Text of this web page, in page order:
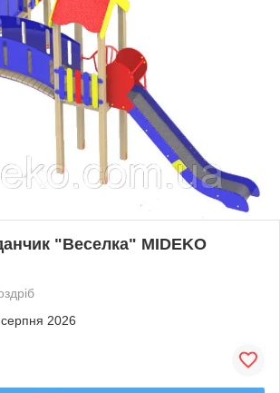
"Веселка" MIDEKO
2026